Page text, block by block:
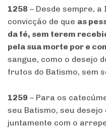
1258 – Desde sempre,
convicção de que as
da fé, sem terem
pela sua morte por e
sangue, como o desejo
frutos do Batismo, sem
1259 – Para os
seu Batismo, seu
juntamente com o